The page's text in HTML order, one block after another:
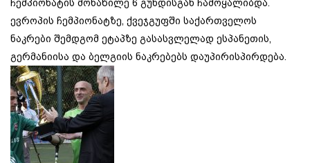
ჩემპიონატის მონაწილე 6 გუნდისგან ჩამოყალიბდა.
ევროპის ჩემპიონატზე, ქვეჯგუფში საქართველოს
ნაკრები შემდგომ ეტაპზე გასასვლელად ესპანეთის,
გერმანიისა და ბელგიის ნაკრებებს დაუპირისპირდება.